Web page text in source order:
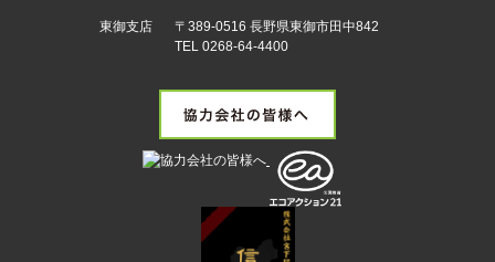
東御支店
〒389-0516 長野県東御市田中842
TEL 0268-64-4400